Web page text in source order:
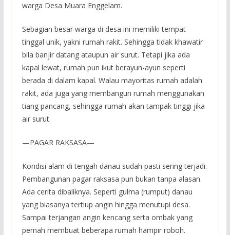
warga Desa Muara Enggelam.
Sebagian besar warga di desa ini memiliki tempat
tinggal unik, yakni rumah rakit. Sehingga tidak khawatir
bila banjir datang ataupun air surut. Tetapi jika ada
kapal lewat, rumah pun ikut berayun-ayun seperti
berada di dalam kapal. Walau mayoritas rumah adalah
rakit, ada juga yang membangun rumah menggunakan
tiang pancang, sehingga rumah akan tampak tinggi jika
air surut.
—PAGAR RAKSASA—
Kondisi alam di tengah danau sudah pasti sering terjadi.
Pembangunan pagar raksasa pun bukan tanpa alasan.
Ada cerita dibaliknya. Seperti gulma (rumput) danau
yang biasanya tertiup angin hingga menutupi desa.
Sampai terjangan angin kencang serta ombak yang
pernah membuat beberapa rumah hampir roboh.